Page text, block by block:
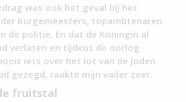
was ook het geval bij het
burgemeesters, topambtenaren
de politie. En dat de Koningin al
verlaten en tijdens de oorlog
iets over het lot van de Joden
gezegd, raakte mijn vader zeer.
fruitstal